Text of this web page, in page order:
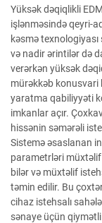
Yüksək dəqiqlikli
işlənməsində qeyri-
kəsmə
və nadir ərintilər də
verərkən yüksək
mürəkkəb konusvari
yaratma qabiliyyəti
imkanlar açır.
hissənin səmərəli
Sistemə əsaslanan
parametrləri
bilər və müxtəlif
təmin edilir. Bu
cihaz istehsalı
sənaye üçün